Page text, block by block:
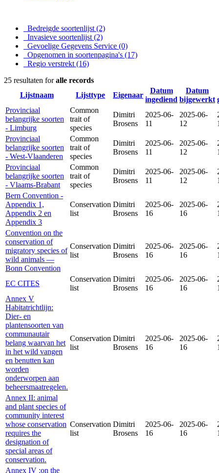
Bedreigde soortenlijst (2)
Invasieve soortenlijst (2)
Gevoelige Gegevens Service (0)
Opgenomen in soortenpagina's (17)
Regio verstrekt (16)
25 resultaten foralle records
Lijstnaam
Lijsttype Eigenaar
Datum
ingediend
Datum
bijgewerkt
Provinciaal
belangrijke soorten
- Limburg
Common
trait of
species
Dimitri
Brosens
2025-06-
11
2025-06-
12
Provinciaal
belangrijke soorten
- West-Vlaanderen
Common
trait of
species
Dimitri
Brosens
2025-06-
11
2025-06-
12
Provinciaal
belangrijke soorten
- Vlaams-Brabant
Common
trait of
species
Dimitri
Brosens
2025-06-
11
2025-06-
12
Bern Convention -
Appendix 1,
Appendix 2 en
Appendix 3
Conservation
list
Dimitri
Brosens
2025-06-
16
2025-06-
16
Convention on the
conservation of
migratory species of
wild animals —
Bonn Convention
Conservation
list
Dimitri
Brosens
2025-06-
16
2025-06-
16
EC CITES
Conservation
list
Dimitri
Brosens
2025-06-
16
2025-06-
16
Annex V
Habitatrichtlijn:
Dier- en
plantensoorten van
communautair
belang waarvan het
in het wild vangen
en benutten kan
worden
onderworpen aan
beheersmaatregelen.
Conservation
list
Dimitri
Brosens
2025-06-
16
2025-06-
16
Annex II: animal
and plant species of
community interest
whose conservation
requires the
designation of
special areas of
conservation.
Conservation
list
Dimitri
Brosens
2025-06-
16
2025-06-
16
Annex IV :on the